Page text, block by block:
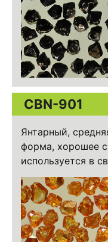
CBN-901
Янтарный,
форма, хорошее
используется в